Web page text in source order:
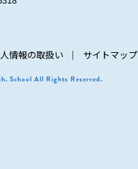
情報の取扱い サイトマップ
School All Rights Reserved.